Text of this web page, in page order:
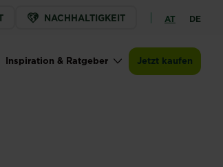
NACHHALTIGKEIT AT DE
Inspiration & Ratgeber Jetzt kaufen
Rasendünger mit
Zur Händlersuche